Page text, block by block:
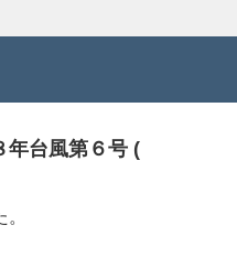
年台風第６号 (